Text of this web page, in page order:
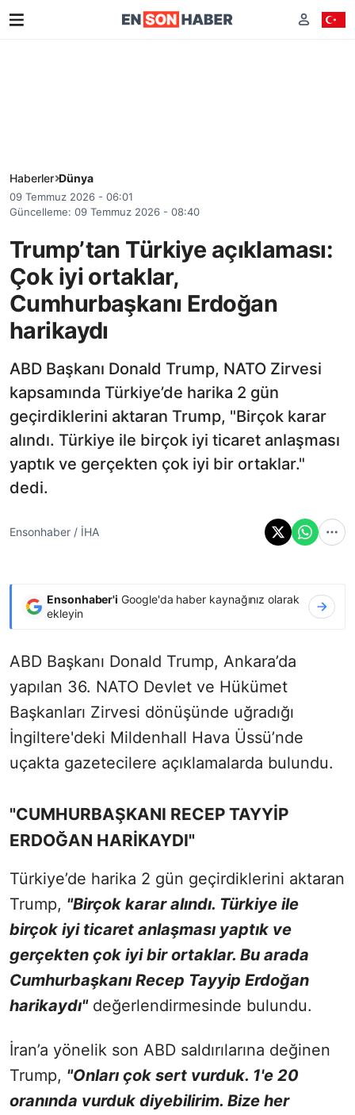
Haberler Dünya
09 Temmuz 2026 - 06:01
Güncelleme: 09 Temmuz 2026 - 08:40
Trump’tan Türkiye açıklaması:
Çok iyi ortaklar,
Cumhurbaşkanı Erdoğan
harikaydı
ABD Başkanı Donald Trump, NATO Zirvesi
kapsamında Türkiye’de harika 2 gün
geçirdiklerini aktaran Trump, "Birçok karar
alındı. Türkiye ile birçok iyi ticaret anlaşması
yaptık ve gerçekten çok iyi bir ortaklar."
dedi.
Ensonhaber / İHA
Ensonhaber'i Google'da haber kaynağınız olarak
ekleyin
ABD Başkanı Donald Trump, Ankara’da
yapılan 36. NATO Devlet ve Hükümet
Başkanları Zirvesi dönüşünde uğradığı
İngiltere'deki Mildenhall Hava Üssü’nde
uçakta gazetecilere açıklamalarda bulundu.
"CUMHURBAŞKANI RECEP TAYYİP
ERDOĞAN HARİKAYDI"
Türkiye’de harika 2 gün geçirdiklerini aktaran
Trump, "Birçok karar alındı. Türkiye ile
birçok iyi ticaret anlaşması yaptık ve
gerçekten çok iyi bir ortaklar. Bu arada
Cumhurbaşkanı Recep Tayyip Erdoğan
harikaydı"değerlendirmesinde bulundu.
İran’a yönelik son ABD saldırılarına değinen
Trump, "Onları çok sert vurduk. 1'e 20
oranında vurduk diyebilirim. Bize her